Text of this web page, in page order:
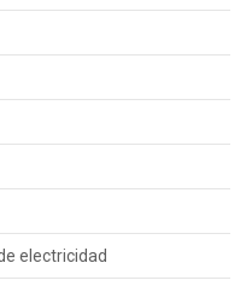
electricidad